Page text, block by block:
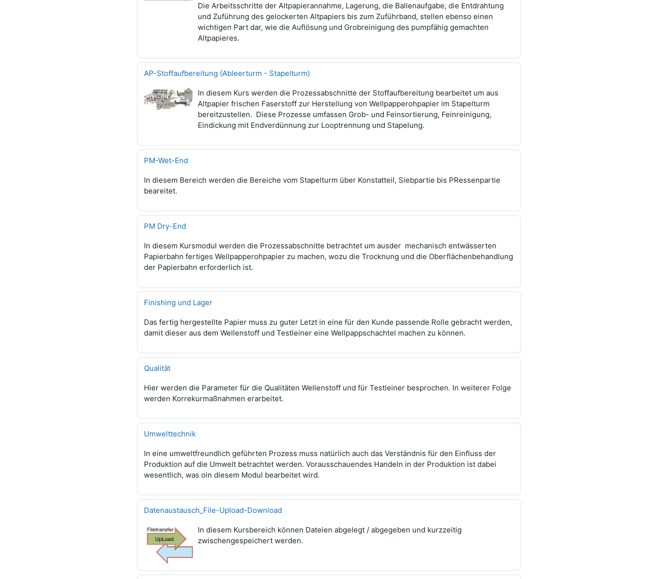
Die Arbeitsschritte der Altpapierannahme, Lagerung, die Ballenaufgabe, die Entdrahtung
und Zuführung des gelockerten Altpapiers bis zum Zuführband, stellen ebenso einen
wichtigen Part dar, wie die Auflösung und Grobreinigung des pumpfähig gemachten
Altpapieres.
AP-Stoffaufbereitung (Ableerturm - Stapelturm)
In diesem Kurs werden die Prozessabschnitte der Stoffaufbereitung bearbeitet um aus
Altpapier frischen Faserstoff zur Herstellung von Wellpapperohpapier im Stapelturm
bereitzustellen. Diese Prozesse umfassen Grob- und Feinsortierung, Feinreinigung,
Eindickung mit Endverdünnung zur Looptrennung und Stapelung.
PM-Wet-End
In diesem Bereich werden die Bereiche vom Stapelturm über Konstatteil, Siebpartie bis PRessenpartie
beareitet.
PM Dry-End
In diesem Kursmodul werden die Prozessabschnitte betrachtet um ausder mechanisch entwässerten
Papierbahn fertiges Wellpapperohpapier zu machen, wozu die Trocknung und die Oberflächenbehandlung
der Papierbahn erforderlich ist.
Finishing und Lager
Das fertig hergestellte Papier muss zu guter Letzt in eine für den Kunde passende Rolle gebracht werden,
damit dieser aus dem Wellenstoff und Testleiner eine Wellpappschachtel machen zu können.
Qualität
Hier werden die Parameter für die Qualitäten Wellenstoff und für Testleiner besprochen. In weiterer Folge
werden Korrekurmaßnahmen erarbeitet.
Umwelttechnik
In eine umweltfreundlich geführten Prozess muss natürlich auch das Verständnis für den Einfluss der
Produktion auf die Umwelt betrachtet werden. Vorausschauendes Handeln in der Produktion ist dabei
wesentlich, was oin diesem Modul bearbeitet wird.
Datenaustausch_File-Upload-Download
In diesem Kursbereich können Dateien abgelegt / abgegeben und kurzzeitig
zwischengespeichert werden.